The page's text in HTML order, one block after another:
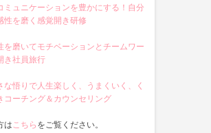
ミュニケーションを豊かにする！自分
性を磨く感覚開き研修
を磨いてモチベーションとチームワー
き社員旅行
悟りで人生楽しく、うまくいく、く
コーチング＆カウンセリング
はこちらをご覧ください。